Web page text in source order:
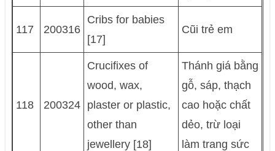
117 200316
Cribs for babies
[17]
Cũi trẻ em
118 200324
Crucifixes of
wood, wax,
plaster or plastic,
other than
jewellery [18]
Thánh giá bằng
gỗ, sáp, thạch
cao hoặc chất
dẻo, trừ loại
làm trang sức